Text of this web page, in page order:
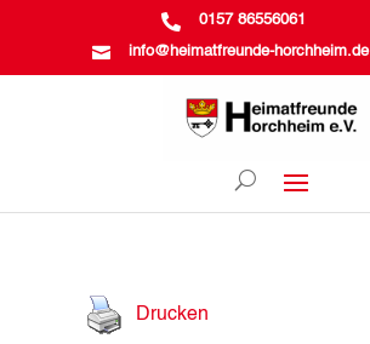
 0157 86556061
 info@heimatfreunde-horchheim.de
Drucken